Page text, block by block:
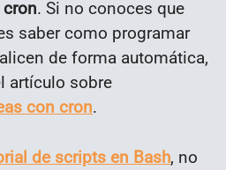
cron. Si no conoces que
saber como programar
de forma automática,
artículo sobre
con cron.
de scripts en Bash, no